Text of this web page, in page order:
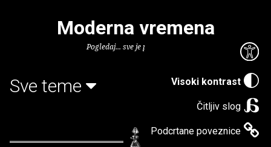
Visoki kontrast
Čitljiv slog
Podcrtane poveznice
Moderna vremena
Pogledaj... sve je puno knjiga.
Sve teme